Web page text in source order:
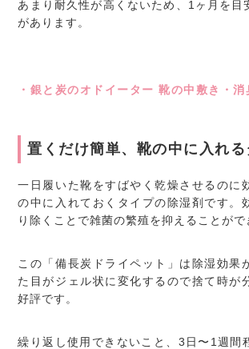
あまり耐久性が高くないため、1ヶ月を目
があります。
・銀と炭のオドイーター 靴の中敷き・
置くだけ簡単、靴の中に入れ
一日履いた靴をすばやく乾燥させるのに
の中に入れておくタイプの除湿剤です。
り除くことで雑菌の繁殖を抑えることがで
この「備長炭ドライペット」は除湿効果
た目がジェル状に変化するので捨て時が
好評です。
繰り返し使用できないこと、3日〜1週間